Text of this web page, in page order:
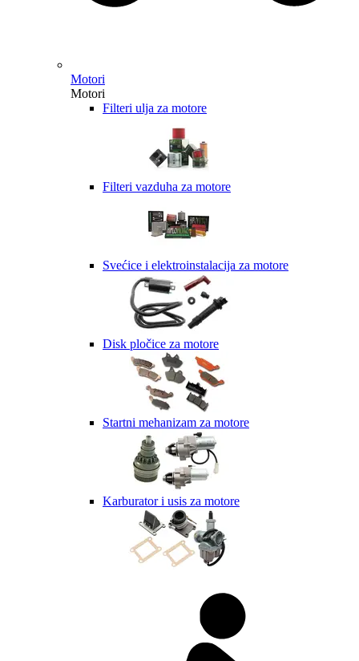
Motori
Motori
Filteri ulja za motore
Filteri vazduha za motore
Svećice i elektroinstalacija za motore
Disk pločice za motore
Startni mehanizam za motore
Karburator i usis za motore